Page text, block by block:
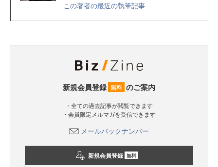
この著者の最近の執筆記事
新規会員登録 無料 のご案内
・全ての過去記事が閲覧できます
・会員限定メルマガを受信できます
メールバックナンバー
新規会員登録 無料